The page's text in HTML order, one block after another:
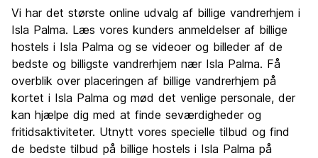
Vi har det største online udvalg af billige vandrerhjem i
Isla Palma. Læs vores kunders anmeldelser af billige
hostels i Isla Palma og se videoer og billeder af de
bedste og billigste vandrerhjem nær Isla Palma. Få
overblik over placeringen af billige vandrerhjem på
kortet i Isla Palma og mød det venlige personale, der
kan hjælpe dig med at finde seværdigheder og
fritidsaktiviteter. Utnytt vores specielle tilbud og find
de bedste tilbud på billige hostels i Isla Palma på